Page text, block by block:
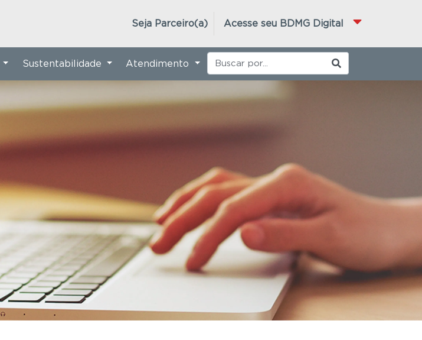
Acesse seu BDMG Digital
Seja Parceiro(a)
Sustentabilidade Atendimento